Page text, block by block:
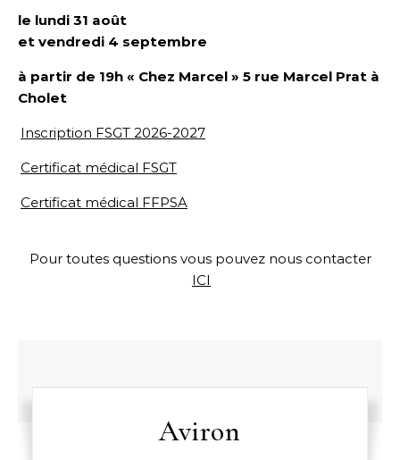
le lundi 31 août
et vendredi 4 septembre
à partir de 19h « Chez Marcel » 5 rue Marcel Prat à
Cholet
Inscription FSGT 2026-2027
Certificat médical FSGT
Certificat médical FFPSA
Pour toutes questions vous pouvez nous contacter
ICI
Aviron